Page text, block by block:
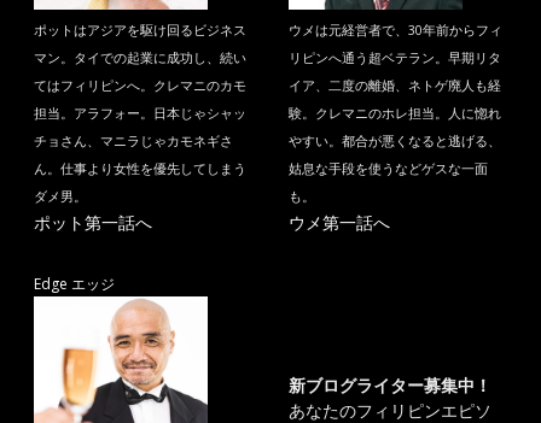
ポットはアジアを駆け回るビジネス
マン。タイでの起業に成功し、続い
てはフィリピンへ。クレマニのカモ
担当。アラフォー。日本じゃシャッ
チョさん、マニラじゃカモネギさ
ん。仕事より女性を優先してしまう
ダメ男。
ポット第一話へ
ウメは元経営者で、30年前からフィ
リピンへ通う超ベテラン。早期リタ
イア、二度の離婚、ネトゲ廃人も経
験。クレマニのホレ担当。人に惚れ
やすい。都合が悪くなると逃げる、
姑息な手段を使うなどゲスな一面
も。
ウメ第一話へ
Edge エッジ
新ブログライター募集中！
あなたのフィリピンエピソ